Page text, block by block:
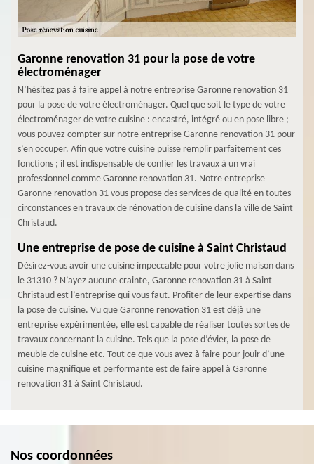
Garonne renovation 31 pour la pose de votre
électroménager
N’hésitez pas à faire appel à notre entreprise Garonne renovation 31
pour la pose de votre électroménager. Quel que soit le type de votre
électroménager de votre cuisine : encastré, intégré ou en pose libre ;
vous pouvez compter sur notre entreprise Garonne renovation 31 pour
s’en occuper. Afin que votre cuisine puisse remplir parfaitement ces
fonctions ; il est indispensable de confier les travaux à un vrai
professionnel comme Garonne renovation 31. Notre entreprise
Garonne renovation 31 vous propose des services de qualité en toutes
circonstances en travaux de rénovation de cuisine dans la ville de Saint
Christaud.
Une entreprise de pose de cuisine à Saint Christaud
Désirez-vous avoir une cuisine impeccable pour votre jolie maison dans
le 31310 ? N’ayez aucune crainte, Garonne renovation 31 à Saint
Christaud est l’entreprise qui vous faut. Profiter de leur expertise dans
la pose de cuisine. Vu que Garonne renovation 31 est déjà une
entreprise expérimentée, elle est capable de réaliser toutes sortes de
travaux concernant la cuisine. Tels que la pose d’évier, la pose de
meuble de cuisine etc. Tout ce que vous avez à faire pour jouir d’une
cuisine magnifique et performante est de faire appel à Garonne
renovation 31 à Saint Christaud.
Nos coordonnées